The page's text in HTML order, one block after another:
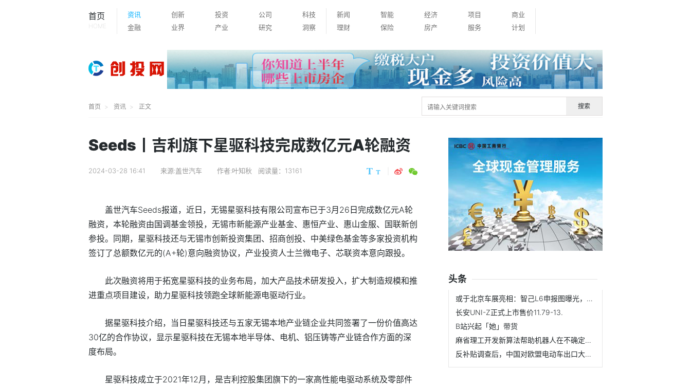
首页
HOME
资讯 创新 投资 公司
科技
金融
业界 产业 研究 洞察
新闻 智能 经济 项目
商业
理财
保险 房产 服务 计划
首页 资讯 正文 搜索
Seeds丨吉利旗下星驱科技完成数亿元A轮融资
2024-03-28 16:41 来源:盖世汽车 作者:叶知秋 阅读量：13161
盖世汽车Seeds报道，近日，无锡星驱科技有限公司宣布已于3月26日完成数亿元A轮
融资，本轮融资由国调基金领投，无锡市新能源产业基金、惠恒产业、惠山金服、国联新创
参投。同期，星驱科技还与无锡市创新投资集团、招商创投、中美绿色基金等多家投资机构
签订了总额数亿元的(A+轮)意向融资协议，产业投资人士兰微电子、芯联资本意向跟投。
此次融资将用于拓宽星驱科技的业务布局，加大产品技术研发投入，扩大制造规模和推
进重点项目建设，助力星驱科技领跑全球新能源电驱动行业。
据星驱科技介绍，当日星驱科技还与五家无锡本地产业链企业共同签署了一份价值高达
30亿的合作协议，显示星驱科技在无锡本地半导体、电机、铝压铸等产业链合作方面的深
度布局。
星驱科技成立于2021年12月，是吉利控股集团旗下的一家高性能电驱动系统及零部件
头条
或于北京车展亮相：智己L6申报图曝光，续航将
长安UNI-Z正式上市售价11.79-13.
B站兴起「她」带货
麻省理工开发新算法帮助机器人在不确定的环境中
反补贴调查后，中国对欧盟电动车出口大幅下滑